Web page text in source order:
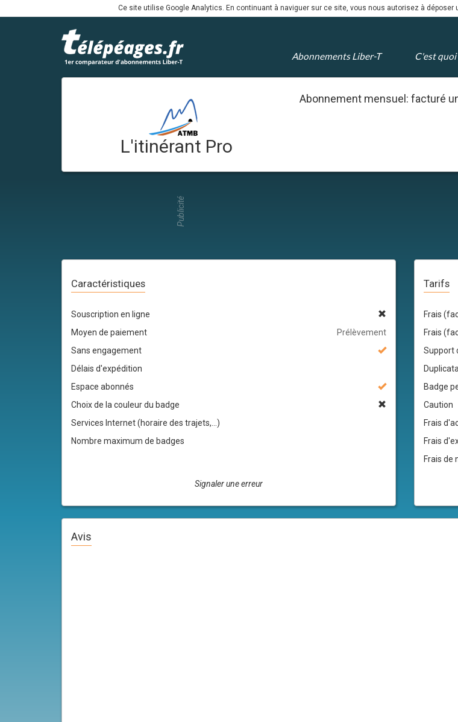
Ce site utilise Google Analytics. En continuant à naviguer sur ce site, vous nous autorisez à
Abonnements Liber-T C'est quoi
L'itinérant Pro
Abonnement mensuel: facturé
Publicité
Caractéristiques
Souscription en ligne
Moyen de paiement
Prélèvement
Sans engagement
Délais d'expédition
Espace abonnés
Choix de la couleur du badge
Services Internet (horaire des trajets,...)
Nombre maximum de badges
Signaler une erreur
Tarifs
Frais
Frais
Support
Badge
Caution
Frais
Frais
Frais de
Avis